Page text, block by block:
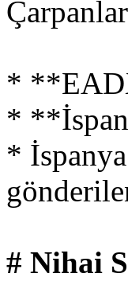
*
*
*
# Nihai